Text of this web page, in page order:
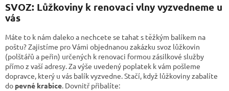
SVOZ: Lůžkoviny k renovaci vlny vyzvedneme u
vás
Máte to k nám daleko a nechcete se tahat s těžkým balíkem na
poštu? Zajistíme pro Vámi objednanou zakázku svoz lůžkovin
(polštářů a peřin) určených k renovaci formou zásilkové služby
přímo z vaší adresy. Za výše uvedený poplatek k vám pošleme
dopravce, který u vás balík vyzvedne. Stačí, když lůžkoviny zabalíte
do pevné krabice. Dovnitř přibalíte: